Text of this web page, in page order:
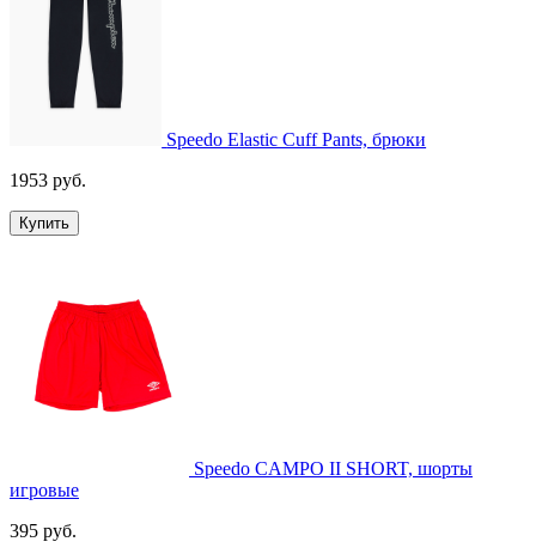
Speedo Elastic Cuff Pants, брюки
1953 руб.
Купить
Speedo CAMPO II SHORT, шорты
игровые
395 руб.